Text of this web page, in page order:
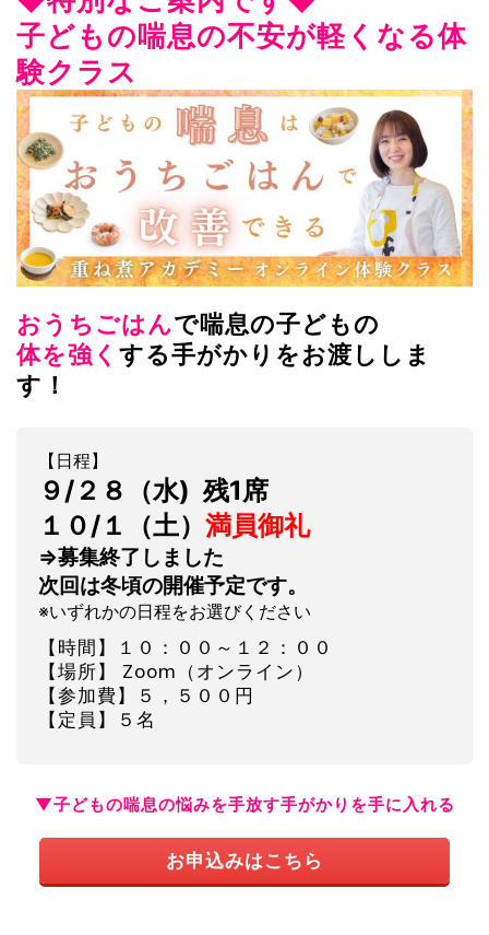
子どもの喘息の不安が軽くなる体
験クラス
おうちごはんで喘息の子どもの
体を強く する手がかりをお渡ししま
す！
【日程】
９/２８（水) 残1席
１０/１（土） 満員御礼
⇒募集終了しました
次回は冬頃の開催予定です。
※いずれかの日程をお選びください
【時間】１０：００～１２：００
【場所】 Zoom（オンライン）
【参加費】５，５００円
【定員】５名
▼子どもの喘息の悩みを手放す手がかりを手に入れる
お申込みはこちら